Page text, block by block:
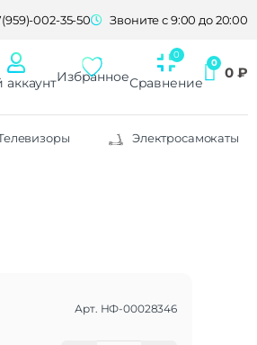
002-35-50 Звоните с 9:00 до 20:00
аккаунтИзбранноеСравнение
0 ₽
Электросамокаты
Арт. НФ-00028346